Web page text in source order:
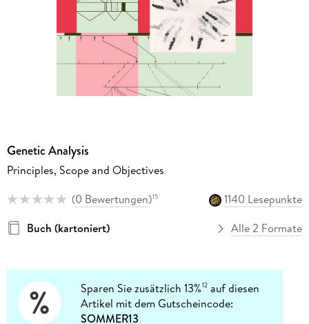
Genetic Analysis
Principles, Scope and Objectives
(0 Bewertungen)15
1140 Lesepunkte
Buch (kartoniert)
Alle 2 Formate
Sparen Sie zusätzlich 13%12 auf diesen
Artikel mit dem Gutscheincode:
SOMMER13